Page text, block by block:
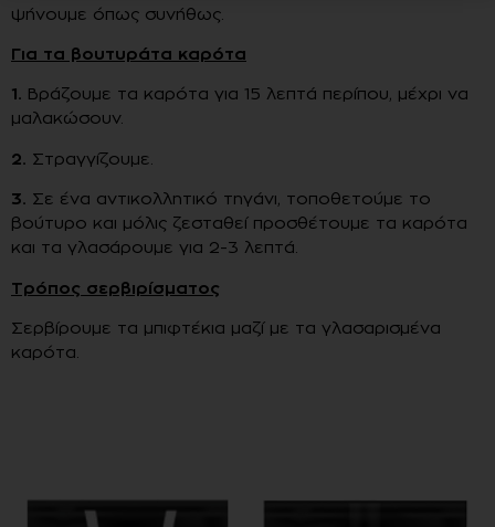
ψήνουμε όπως συνήθως.
Για τα βουτυράτα καρότα
1. Βράζουμε τα καρότα για 15 λεπτά περίπου, μέχρι να
μαλακώσουν.
2. Στραγγίζουμε.
3. Σε ένα αντικολλητικό τηγάνι, τοποθετούμε το
βούτυρο και μόλις ζεσταθεί προσθέτουμε τα καρότα
και τα γλασάρουμε για 2-3 λεπτά.
Τρόπος σερβιρίσματος
Σερβίρουμε τα μπιφτέκια μαζί με τα γλασαρισμένα
καρότα.